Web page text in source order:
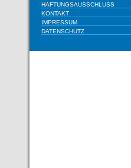
HAFTUNGSAUSSCHLUSS
KONTAKT
IMPRESSUM
DATENSCHUTZ